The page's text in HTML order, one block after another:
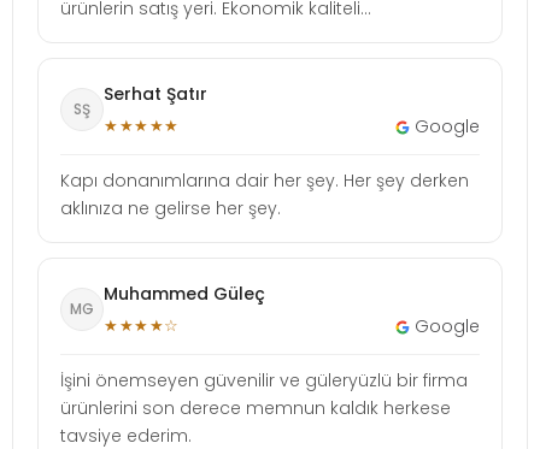
ürünlerin satış yeri. Ekonomik kaliteli...
SŞ
Serhat Şatır
★★★★★ Google
Kapı donanımlarına dair her şey. Her şey derken
aklınıza ne gelirse her şey.
MG
Muhammed Güleç
★★★★☆ Google
İşini önemseyen güvenilir ve güleryüzlü bir firma
ürünlerini son derece memnun kaldık herkese
tavsiye ederim.